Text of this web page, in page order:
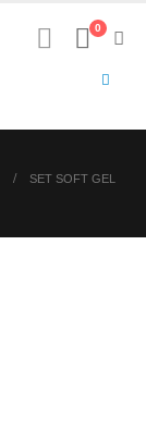
0
SET SOFT GEL